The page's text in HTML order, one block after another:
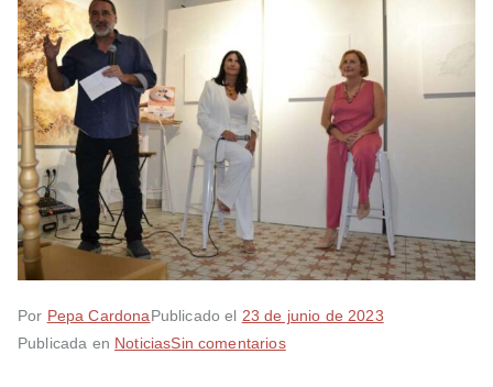
Por Pepa CardonaPublicado el 23 de junio de 2023
Publicada en NoticiasSin comentarios